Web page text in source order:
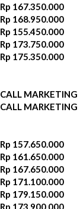
Rp 167.350.000
Rp 168.950.000
Rp 155.450.000
Rp 173.750.000
Rp 175.350.000
CALL MARKETING
CALL MARKETING
Rp 157.650.000
Rp 161.650.000
Rp 167.650.000
Rp 171.100.000
Rp 179.150.000
Rp 173.900.000